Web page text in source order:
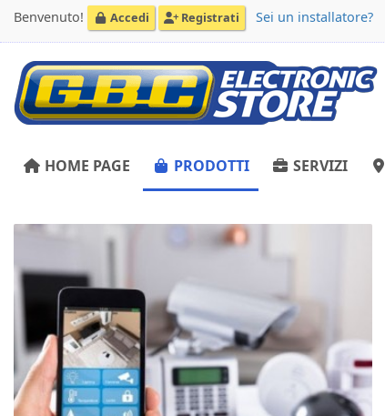
Benvenuto! Accedi Registrati Sei un installatore?
HOME PAGE PRODOTTI SERVIZI